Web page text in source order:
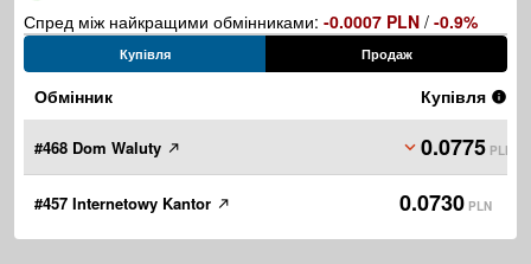
Спред між найкращими обмінниками: -0.0007 PLN / -0.9%
Купівля Продаж
Обмінник Купівля
#468 Dom Waluty 0.0775 PLN
#457 Internetowy Kantor 0.0730 PLN